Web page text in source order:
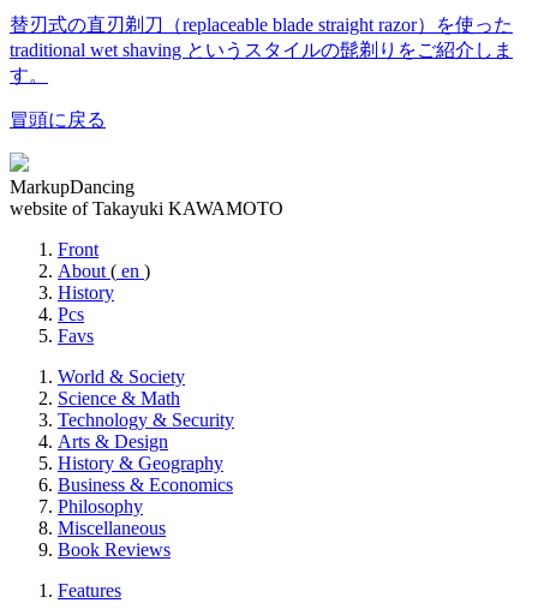
替刃式の直刃剃刀（replaceable blade straight razor）を使った
traditional wet shaving というスタイルの髭剃りをご紹介しま
す。
冒頭に戻る
MarkupDancing
website of Takayuki KAWAMOTO
Front
About ( en )
History
Pcs
Favs
World & Society
Science & Math
Technology & Security
Arts & Design
History & Geography
Business & Economics
Philosophy
Miscellaneous
Book Reviews
Features